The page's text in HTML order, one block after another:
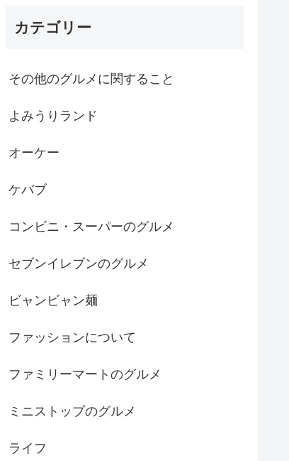
カテゴリー
その他のグルメに関すること
よみうりランド
オーケー
ケバブ
コンビニ・スーパーのグルメ
セブンイレブンのグルメ
ビャンビャン麺
ファッションについて
ファミリーマートのグルメ
ミニストップのグルメ
ライフ